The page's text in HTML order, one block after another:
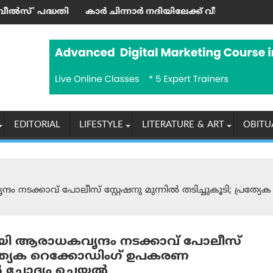
ഉദ്ഘാടനം ചെയ്തു
ചിന്നാര്‍ നദിയിലേക്ക് വീണ് ഒരാള്‍ മരിച്ചു; മൂന്നു പേര്‍ക്ക്
EDITORIAL LIFESTYLE LITERATURE & ART
പോലീസ് സ്റ്റേഷനു മുന്നില്‍ തടിച്ചുകൂടി;
ആരാധകവൃന്ദം നടക്കാവ് പോലീസ്
റെക്കോഡിംഗ് ഉപകരണ